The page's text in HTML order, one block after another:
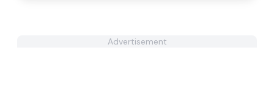
Advertisement